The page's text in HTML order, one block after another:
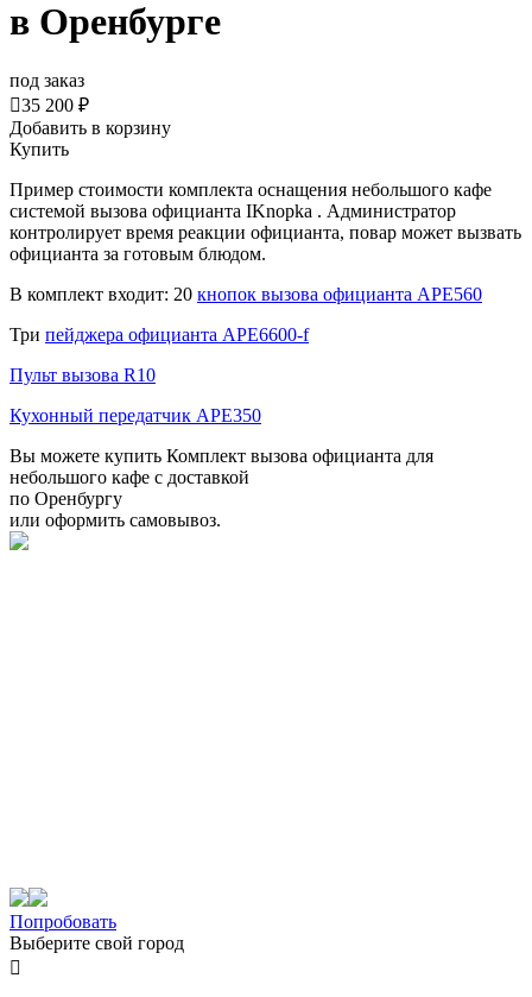
в Оренбурге
под заказ
35 200 ₽
Добавить в корзину
Купить
Пример стоимости комплекта оснащения небольшого кафе
системой вызова официанта IKnopka . Администратор
контролирует время реакции официанта, повар может вызвать
официанта за готовым блюдом.
В комплект входит: 20 кнопок вызова официанта АРЕ560
Три пейджера официанта АРЕ6600-f
Пульт вызова R10
Кухонный передатчик APE350
Вы можете купить Комплект вызова официанта для
небольшого кафе с доставкой
по Оренбургу
или оформить самовывоз.
Попробовать
Выберите свой город
